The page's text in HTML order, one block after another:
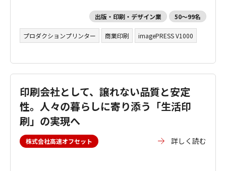
出版・印刷・デザイン業 50～99名
プロダクションプリンター 商業印刷 imagePRESS V1000
印刷会社として、譲れない品質と安定
性。人々の暮らしに寄り添う「生活印
刷」の実現へ
株式会社高速オフセット 詳しく読む